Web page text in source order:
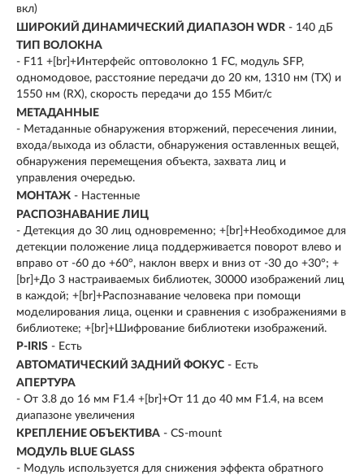
вкл)
ШИРОКИЙ ДИНАМИЧЕСКИЙ ДИАПАЗОН WDR - 140 дБ
ТИП ВОЛОКНА
- F11 +[br]+Интерфейс оптоволокно 1 FC, модуль SFP,
одномодовое, расстояние передачи до 20 км, 1310 нм (TX) и
1550 нм (RX), скорость передачи до 155 Мбит/с
МЕТАДАННЫЕ
- Метаданные обнаружения вторжений, пересечения линии,
входа/выхода из области, обнаружения оставленных вещей,
обнаружения перемещения объекта, захвата лиц и
управления очередью.
МОНТАЖ - Настенные
РАСПОЗНАВАНИЕ ЛИЦ
- Детекция до 30 лиц одновременно; +[br]+Необходимое для
детекции положение лица поддерживается поворот влево и
вправо от -60 до +60°, наклон вверх и вниз от -30 до +30°; +
[br]+До 3 настраиваемых библиотек, 30000 изображений лиц
в каждой; +[br]+Распознавание человека при помощи
моделирования лица, оценки и сравнения с изображениями в
библиотеке; +[br]+Шифрование библиотеки изображений.
P-IRIS - Есть
АВТОМАТИЧЕСКИЙ ЗАДНИЙ ФОКУС - Есть
АПЕРТУРА
- От 3.8 до 16 мм F1.4 +[br]+От 11 до 40 мм F1.4, на всем
диапазоне увеличения
КРЕПЛЕНИЕ ОБЪЕКТИВА - CS-mount
МОДУЛЬ BLUE GLASS
- Модуль используется для снижения эффекта обратного